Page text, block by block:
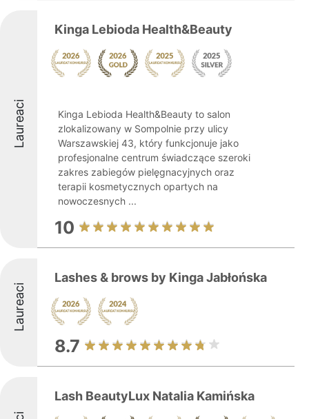
Laureaci
Kinga Lebioda Health&Beauty
Kinga Lebioda Health&Beauty to salon
zlokalizowany w Sompolnie przy ulicy
Warszawskiej 43, który funkcjonuje jako
profesjonalne centrum świadczące szeroki
zakres zabiegów pielęgnacyjnych oraz
terapii kosmetycznych opartych na
nowoczesnych ...
10
Laureaci
Lashes & brows by Kinga Jabłońska
8.7
Lash BeautyLux Natalia Kamińska